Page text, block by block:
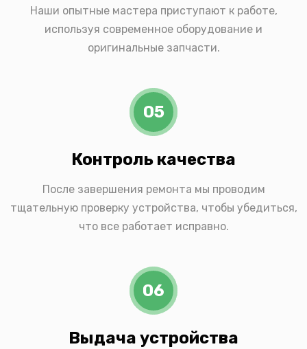
Наши опытные мастера приступают к работе,
используя современное оборудование и
оригинальные запчасти.
05
Контроль качества
После завершения ремонта мы проводим
тщательную проверку устройства, чтобы убедиться,
что все работает исправно.
06
Выдача устройства